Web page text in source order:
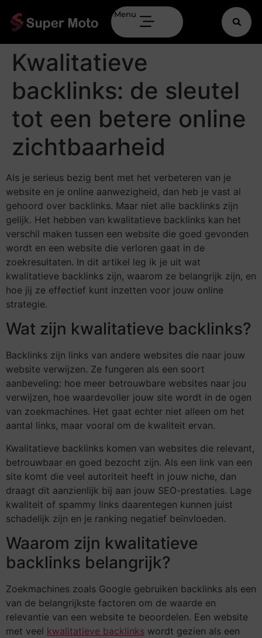
Menu
Kwalitatieve
backlinks: de sleutel
tot een betere online
zichtbaarheid
Als je serieus bezig bent met het verbeteren van je
website en je online aanwezigheid, dan heb je vast al
gehoord over backlinks. Maar niet alle backlinks zijn
gelijk. Het hebben van kwalitatieve backlinks kan het
verschil maken tussen een website die goed gevonden
wordt en een website die verloren gaat in de
zoekresultaten. In dit artikel leg ik je uit wat
kwalitatieve backlinks zijn, waarom ze belangrijk zijn, en
hoe jij ze effectief kunt inzetten voor jouw online
strategie.
Wat zijn kwalitatieve backlinks?
Backlinks zijn links van andere websites die naar jouw
website verwijzen. Ze fungeren als een soort
aanbeveling: hoe meer betrouwbare websites naar jou
verwijzen, hoe waardevoller jouw site wordt in de ogen
van zoekmachines. Het gaat echter niet alleen om het
aantal links, maar vooral om de kwaliteit ervan.
Kwalitatieve backlinks komen van websites die relevant,
betrouwbaar en goed bezocht zijn. Als een link van een
site komt die veel autoriteit heeft in jouw niche, dan
draagt dit aanzienlijk bij aan jouw SEO-prestaties. Lage
kwaliteit of spammy links daarentegen kunnen juist
schadelijk zijn en je ranking negatief beïnvloeden.
Waarom zijn kwalitatieve
backlinks belangrijk?
Zoekmachines zoals Google gebruiken backlinks als een
van de belangrijkste factoren om de waarde en
relevantie van een website te beoordelen. Een website
met veel kwalitatieve backlinks wordt gezien als een